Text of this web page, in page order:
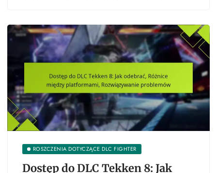
ROSZCZENIA DOTYCZĄCE DLC FIGHTER
Dostęp do DLC Tekken 8: Jak